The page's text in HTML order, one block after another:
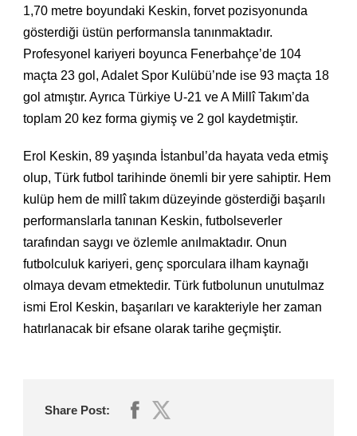
1,70 metre boyundaki Keskin, forvet pozisyonunda
gösterdiği üstün performansla tanınmaktadır.
Profesyonel kariyeri boyunca Fenerbahçe’de 104
maçta 23 gol, Adalet Spor Kulübü’nde ise 93 maçta 18
gol atmıştır. Ayrıca Türkiye U-21 ve A Millî Takım’da
toplam 20 kez forma giymiş ve 2 gol kaydetmiştir.
Erol Keskin, 89 yaşında İstanbul’da hayata veda etmiş
olup, Türk futbol tarihinde önemli bir yere sahiptir. Hem
kulüp hem de millî takım düzeyinde gösterdiği başarılı
performanslarla tanınan Keskin, futbolseverler
tarafından saygı ve özlemle anılmaktadır. Onun
futbolculuk kariyeri, genç sporculara ilham kaynağı
olmaya devam etmektedir. Türk futbolunun unutulmaz
ismi Erol Keskin, başarıları ve karakteriyle her zaman
hatırlanacak bir efsane olarak tarihe geçmiştir.
Share Post: